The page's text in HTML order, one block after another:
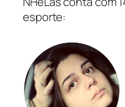
esporte: